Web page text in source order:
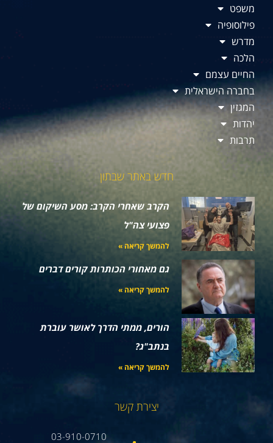
משפט
פילוסופיה
מדרש
הלכה
החיים עצמם
בחברה הישראלית
המגזין
יהדות
תרבות
חדש באתר שבתון
הקרב שאחרי הקרב: מסע השיקום של
פצועי צה"ל
להמשך קריאה »
גם מאחורי הכותרות קורים דברים
להמשך קריאה »
הורים, ממתי הדרך לאושר עוברת
בנתב"ג?
להמשך קריאה »
יצירת קשר
03-910-0710